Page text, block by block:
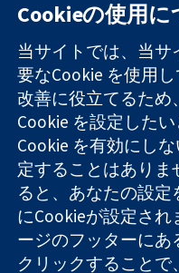
信頼できるエビ
デンスと
情報に基づく意
思決定により
健康のさらなる
向上へ
11-
コクラン・コラボレーシ
に登録された慈善団体（登
Cookieの使用に
当サイトでは、当
要なCookie を使用
改善に役立てるため
Cookie を設定した
Cookie を有効にし
定することはあり
ると、あなたの設定
にCookieが設定さ
ージのフッターにあ
クリックすること